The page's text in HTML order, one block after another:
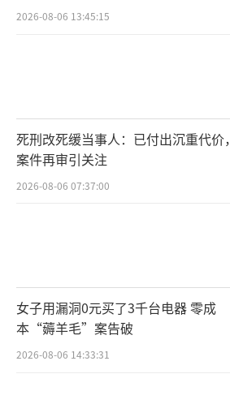
2026-08-06 13:45:15
死刑改死缓当事人：已付出沉重代价，
案件再审引关注
2026-08-06 07:37:00
女子用漏洞0元买了3千台电器 零成
本“薅羊毛”案告破
2026-08-06 14:33:31